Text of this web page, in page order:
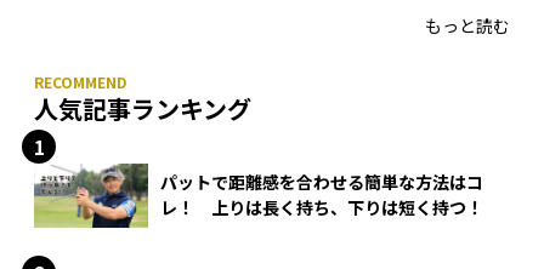
もっと読む
人気記事ランキング
パットで距離感を合わせる簡単な方法はコ
レ！ 上りは長く持ち、下りは短く持つ！